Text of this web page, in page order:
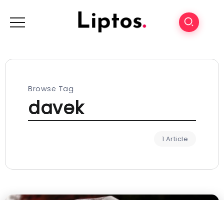
Browse Tag
davek
1 Article